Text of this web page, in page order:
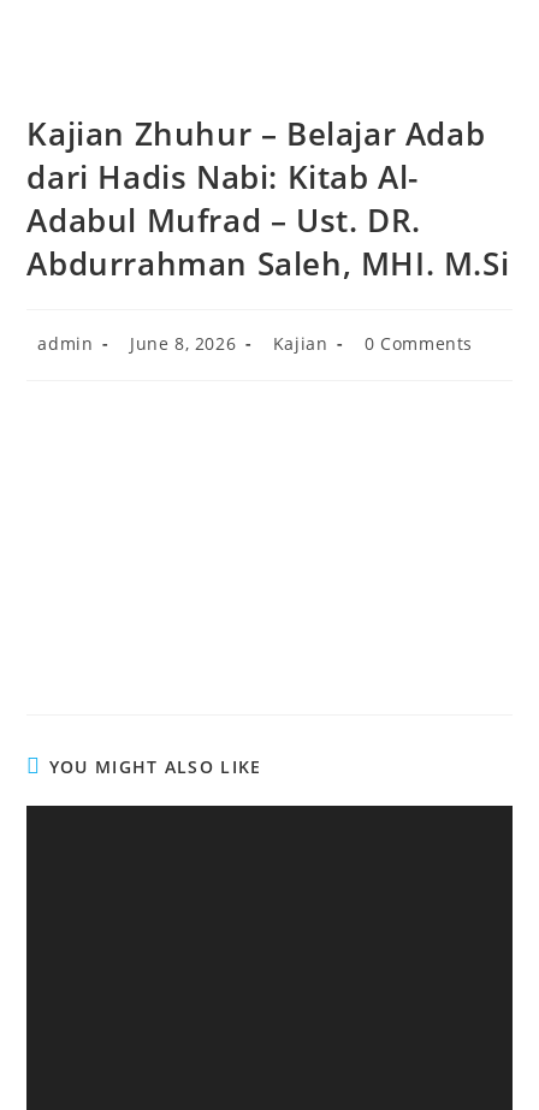
Kajian Zhuhur – Belajar Adab
dari Hadis Nabi: Kitab Al-
Adabul Mufrad – Ust. DR.
Abdurrahman Saleh, MHI. M.Si
Post
admin
Post
June 8, 2026
Post
Kajian
Post
0 Comments
YOU MIGHT ALSO LIKE